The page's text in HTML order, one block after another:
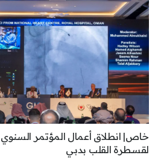
خاص| انطلاق أعمال المؤتمر السنوي
لقسطرة القلب بدبي